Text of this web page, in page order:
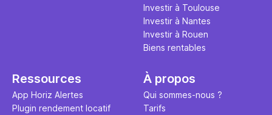
Investir à Toulouse
Investir à Nantes
Investir à Rouen
Biens rentables
Ressources
App Horiz Alertes
Plugin rendement locatif
À propos
Qui sommes-nous ?
Tarifs